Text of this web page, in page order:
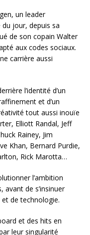
un leader
jour, depuis sa
de son copain Walter
aux codes sociaux.
carrière aussi
l’identité d’un
et d’un
tout aussi inouïe
Elliott Randal, Jeff
Rainey, Jim
Khan, Bernard Purdie,
Rick Marotta…
l’ambition
avant de s’insinuer
de technologie.
et des hits en
leur singularité